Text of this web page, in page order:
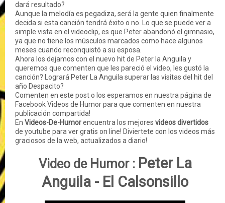
dará resultado?
Aunque la melodía es pegadiza, será la gente quien finalmente
decida si esta canción tendrá éxito o no. Lo que se puede ver a
simple vista en el videoclip, es que Peter abandonó el gimnasio,
ya que no tiene los músculos marcados como hace algunos
meses cuando reconquistó a su esposa.
Ahora los dejamos con el nuevo hit de Peter la Anguila y
queremos que comenten que les pareció el video, les gustó la
canción? Logrará Peter La Anguila superar las visitas del hit del
año Despacito?
Comenten en este post o los esperamos en nuestra página de
Facebook Videos de Humor para que comenten en nuestra
publicación compartida!
En Videos-De-Humorencuentra los mejores videos divertidos
de youtube para ver gratis on line! Diviertete con los videos más
graciosos de la web, actualizados a diario!
Video de Humor : Peter La
Anguila - El Calsonsillo